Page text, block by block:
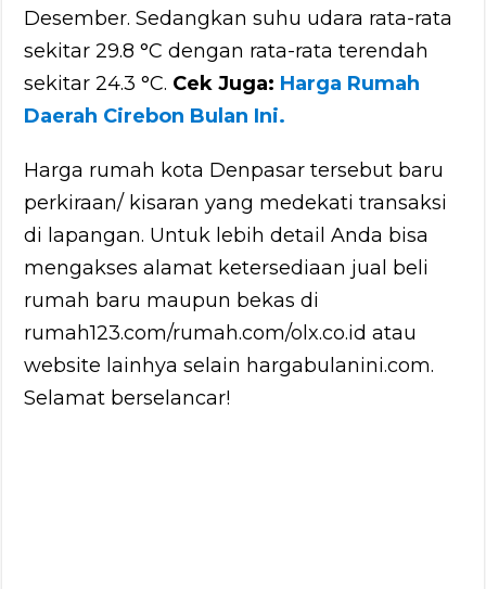
Desember. Sedangkan suhu udara rata-rata
sekitar 29.8 °C dengan rata-rata terendah
sekitar 24.3 °C. Cek Juga: Harga Rumah
Daerah Cirebon Bulan Ini.
Harga rumah kota Denpasar tersebut baru
perkiraan/ kisaran yang medekati transaksi
di lapangan. Untuk lebih detail Anda bisa
mengakses alamat ketersediaan jual beli
rumah baru maupun bekas di
rumah123.com/rumah.com/olx.co.id atau
website lainhya selain hargabulanini.com.
Selamat berselancar!